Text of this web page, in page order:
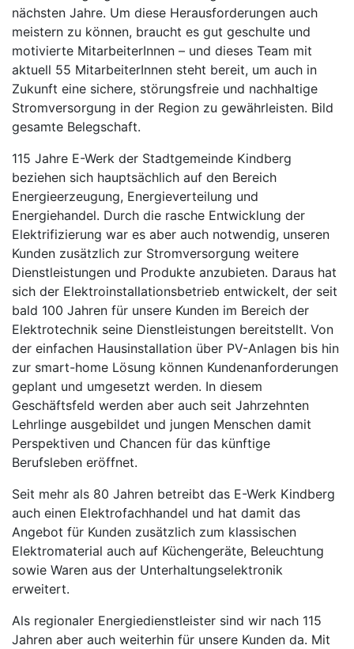
nächsten Jahre. Um diese Herausforderungen auch
meistern zu können, braucht es gut geschulte und
motivierte MitarbeiterInnen – und dieses Team mit
aktuell 55 MitarbeiterInnen steht bereit, um auch in
Zukunft eine sichere, störungsfreie und nachhaltige
Stromversorgung in der Region zu gewährleisten. Bild
gesamte Belegschaft.
115 Jahre E-Werk der Stadtgemeinde Kindberg
beziehen sich hauptsächlich auf den Bereich
Energieerzeugung, Energieverteilung und
Energiehandel. Durch die rasche Entwicklung der
Elektrifizierung war es aber auch notwendig, unseren
Kunden zusätzlich zur Stromversorgung weitere
Dienstleistungen und Produkte anzubieten. Daraus hat
sich der Elektroinstallationsbetrieb entwickelt, der seit
bald 100 Jahren für unsere Kunden im Bereich der
Elektrotechnik seine Dienstleistungen bereitstellt. Von
der einfachen Hausinstallation über PV-Anlagen bis hin
zur smart-home Lösung können Kundenanforderungen
geplant und umgesetzt werden. In diesem
Geschäftsfeld werden aber auch seit Jahrzehnten
Lehrlinge ausgebildet und jungen Menschen damit
Perspektiven und Chancen für das künftige
Berufsleben eröffnet.
Seit mehr als 80 Jahren betreibt das E-Werk Kindberg
auch einen Elektrofachhandel und hat damit das
Angebot für Kunden zusätzlich zum klassischen
Elektromaterial auch auf Küchengeräte, Beleuchtung
sowie Waren aus der Unterhaltungselektronik
erweitert.
Als regionaler Energiedienstleister sind wir nach 115
Jahren aber auch weiterhin für unsere Kunden da. Mit